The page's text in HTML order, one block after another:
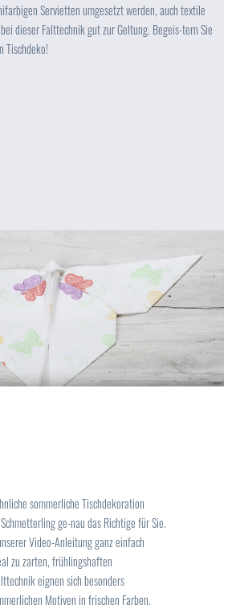
Servietten umgesetzt werden, auch textile
dieser Falttechnik gut zur Geltung. Begeis-tern Sie
Tischdeko!
sommerliche Tischdekoration
ge-nau das Richtige für Sie.
Video-Anleitung ganz einfach
zu zarten, frühlingshaften
eignen sich besonders
Motiven in frischen Farben.